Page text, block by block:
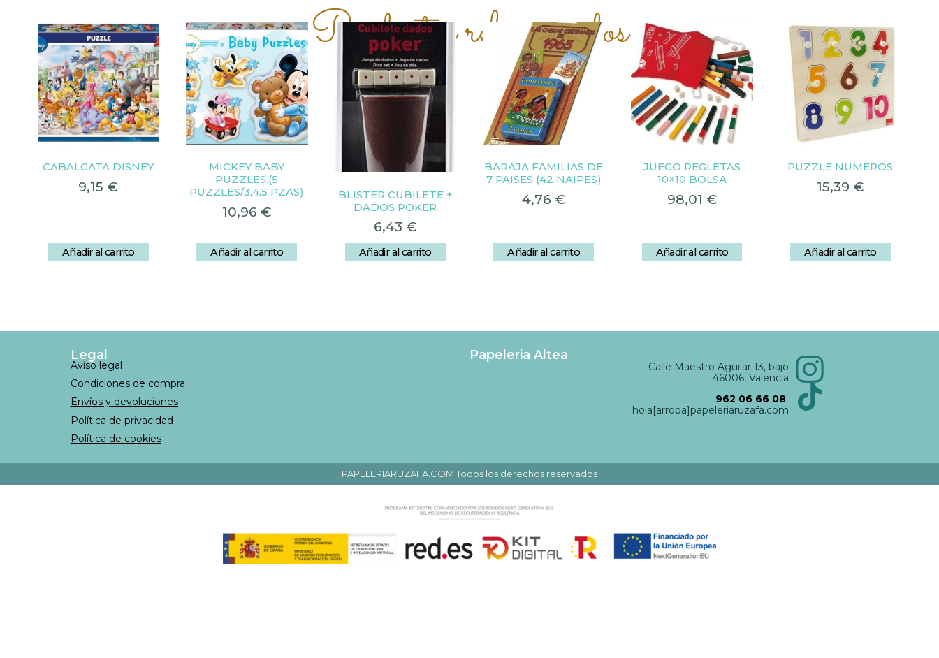
Productos relacionados
CABALGATA DISNEY
9,15 €
Añadir al carrito
MICKEY BABY
PUZZLES.(5
PUZZLES/3,4,5 PZAS)
10,96 €
Añadir al carrito
BLISTER CUBILETE +
DADOS POKER
6,43 €
Añadir al carrito
BARAJA FAMILIAS DE
7 PAISES (42 NAIPES)
4,76 €
Añadir al carrito
JUEGO REGLETAS
10×10 BOLSA
98,01 €
Añadir al carrito
PUZZLE NUMEROS
15,39 €
Añadir al carrito
Legal
Aviso legal
Condiciones de compra
Envíos y devoluciones
Política de privacidad
Política de cookies
Papeleria Altea
Calle Maestro Aguilar 13, bajo
46006, Valencia
962 06 66 08
hola[arroba]papeleriaruzafa.com
PAPELERIARUZAFA.COM Todos los derechos reservados